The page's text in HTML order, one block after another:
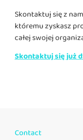
Skontaktuj się z
któremu zyskasz
całej swojej
Skontaktuj się już
Contact